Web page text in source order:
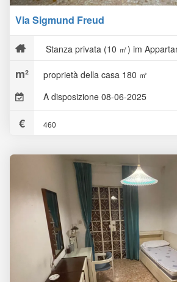
Via Sigmund Freud
Stanza privata (10 ㎡) im
proprietà della casa 180 ㎡
A disposizione 08-06-2025
460